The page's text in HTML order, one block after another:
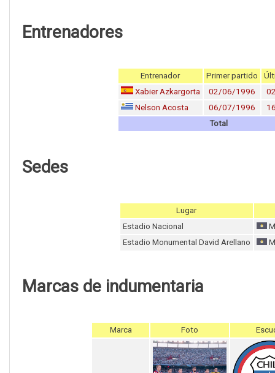
Entrenadores
Entrenador Primer partido
Xabier Azkargorta
02/06/1996
Nelson Acosta
06/07/1996
Total
Sedes
Lugar
Estadio Nacional
Estadio Monumental David Arellano
Marcas de indumentaria
Marca Foto